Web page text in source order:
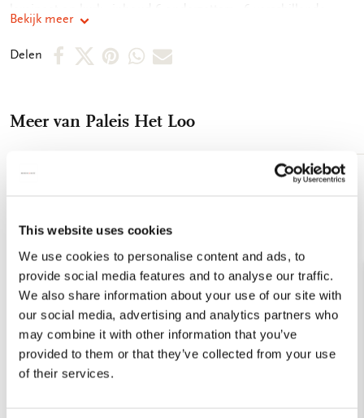
This website uses cookies
We use cookies to personalise content and ads, to
provide social media features and to analyse our traffic.
We also share information about your use of our site with
our social media, advertising and analytics partners who
may combine it with other information that you’ve
provided to them or that they’ve collected from your use
of their services.
motieven
Bekijk meer
Delen
DeelDeelDeelDeelDeel
mail
Meer van Paleis Het Loo
Toevoegen